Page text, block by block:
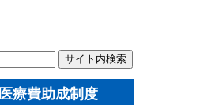
医療費助成制度